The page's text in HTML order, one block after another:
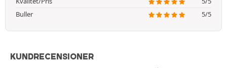
Buller
5/5
KUNDRECENSIONER